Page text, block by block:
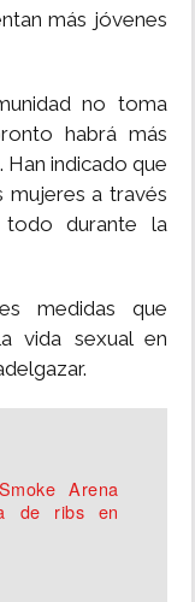
más jóvenes
no toma
habrá más
indicado que
mujeres a través
durante la
medidas que
vida sexual en
Arena
de ribs en